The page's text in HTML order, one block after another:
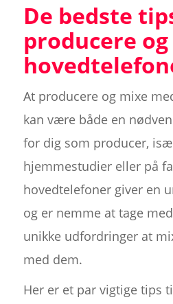
De bedste
producere
At producere og mixe
kan være både en
for dig som producer,
hjemmestudier eller på
hovedtelefoner giver en
og er nemme at tage
unikke udfordringer at
med dem.
Her er et par vigtige tips